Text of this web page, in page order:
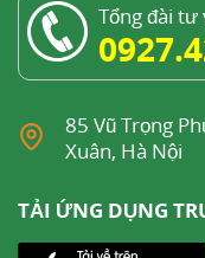
Tổng đài tư
85 Vũ Trọng
Xuân, Hà Nội
TẢI ỨNG DỤNG